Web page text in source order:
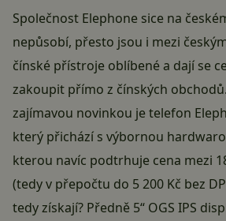
Společnost Elephone sice na
nepůsobí, přesto jsou i mezi
čínské přístroje oblíbené a dají se
zakoupit přímo z čínských
zajímavou novinkou je telefon
který přichází s výbornou
kterou navíc podtrhuje cena mezi
(tedy v přepočtu do 5 200 Kč bez
tedy získají? Předně 5“ OGS IPS